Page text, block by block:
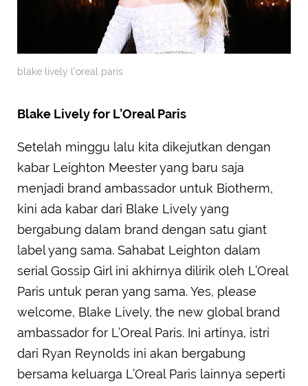
blake lively l'oreal paris
Blake Lively for L’Oreal Paris
Setelah minggu lalu kita dikejutkan dengan
kabar Leighton Meester yang baru saja
menjadi brand ambassador untuk Biotherm,
kini ada kabar dari Blake Lively yang
bergabung dalam brand dengan satu giant
label yang sama. Sahabat Leighton dalam
serial Gossip Girl ini akhirnya dilirik oleh L’Oreal
Paris untuk peran yang sama. Yes, please
welcome, Blake Lively, the new global brand
ambassador for L’Oreal Paris. Ini artinya, istri
dari Ryan Reynolds ini akan bergabung
bersama keluarga L’Oreal Paris lainnya seperti